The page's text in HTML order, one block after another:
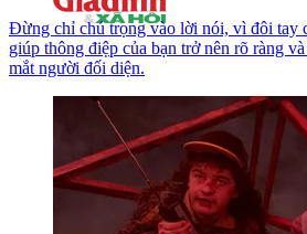
Đừng chỉ chú trọng vào lời nói, vì đôi tay
giúp thông điệp của bạn trở nên rõ ràng
mắt người đối diện.